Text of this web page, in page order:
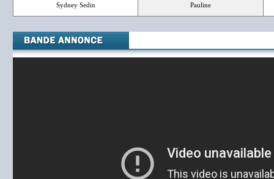
Sydney Sedin Pauline